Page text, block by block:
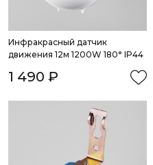
Инфракрасный датчик
движения 12м 1200W 180° IP44
1 490 ₽